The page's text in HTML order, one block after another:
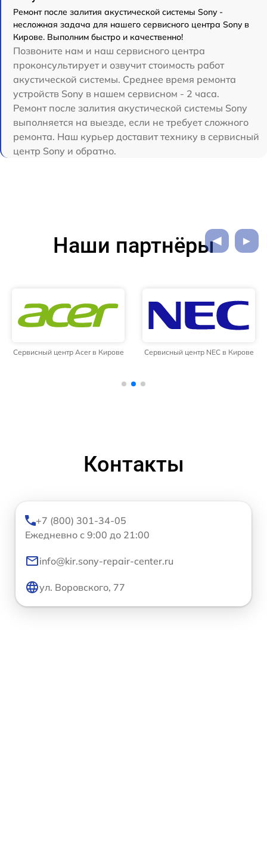
Ремонт после залития акустической системы Sony -
несложная задача для нашего сервисного центра Sony в
Кирове. Выполним быстро и качественно!
Позвоните нам и наш сервисного центра
проконсультирует и озвучит стоимость работ
акустической системы. Среднее время ремонта
устройств Sony в нашем сервисном - 2 часа.
Ремонт после залития акустической системы Sony
выполняется на выезде, если не требует сложного
ремонта. Наш курьер доставит технику в сервисный
центр Sony и обратно.
Наши партнёры
Сервисный центр Acer в Кирове Сервисный центр NEC в Кирове
Контакты
+7 (800) 301-34-05
Ежедневно с 9:00 до 21:00
info@kir.sony-repair-center.ru
ул. Воровского, 77